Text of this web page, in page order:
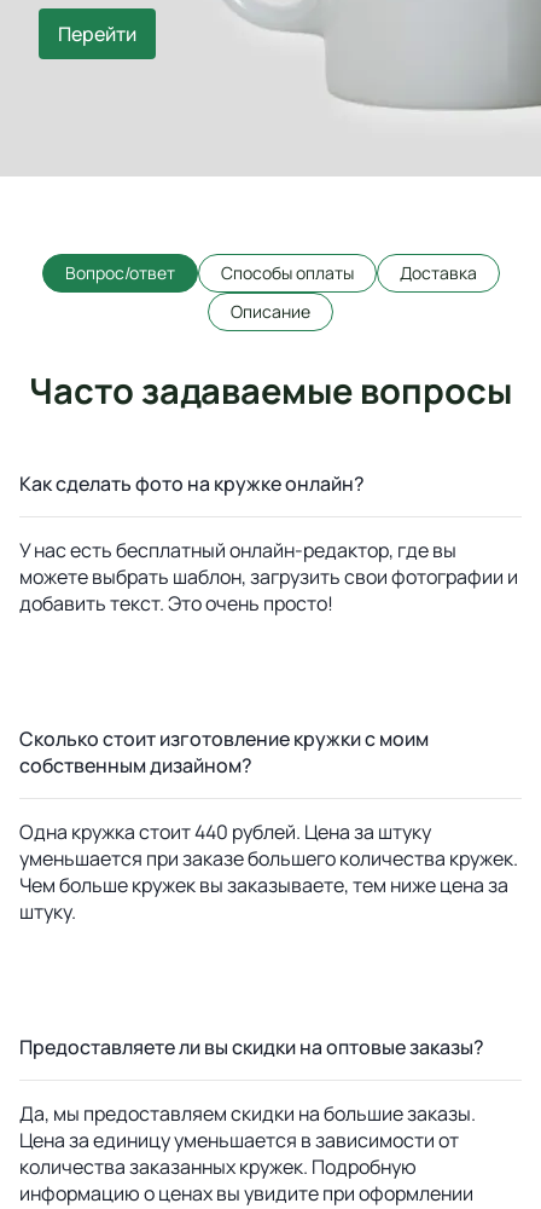
Перейти
Вопрос/ответ Способы оплаты
Доставка
Описание
Часто задаваемые вопросы
Как сделать фото на кружке онлайн?
У нас есть бесплатный онлайн-редактор, где вы
можете выбрать шаблон, загрузить свои фотографии и
добавить текст. Это очень просто!
Сколько стоит изготовление кружки с моим
собственным дизайном?
Одна кружка стоит 440 рублей. Цена за штуку
уменьшается при заказе большего количества кружек.
Чем больше кружек вы заказываете, тем ниже цена за
штуку.
Предоставляете ли вы скидки на оптовые заказы?
Да, мы предоставляем скидки на большие заказы.
Цена за единицу уменьшается в зависимости от
количества заказанных кружек. Подробную
информацию о ценах вы увидите при оформлении